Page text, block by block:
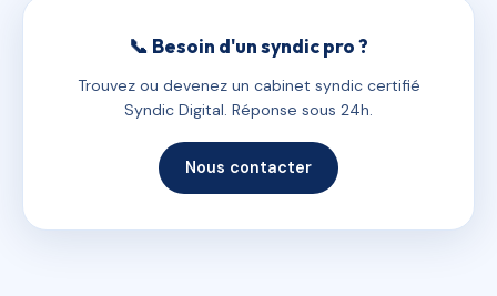
📞 Besoin d'un syndic pro ?
Trouvez ou devenez un cabinet syndic certifié
Syndic Digital. Réponse sous 24h.
Nous contacter